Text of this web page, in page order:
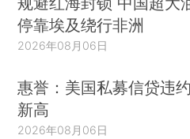
停靠埃及绕行非洲
2026年08月06日
惠誉：美国私募信贷违
新高
2026年08月06日